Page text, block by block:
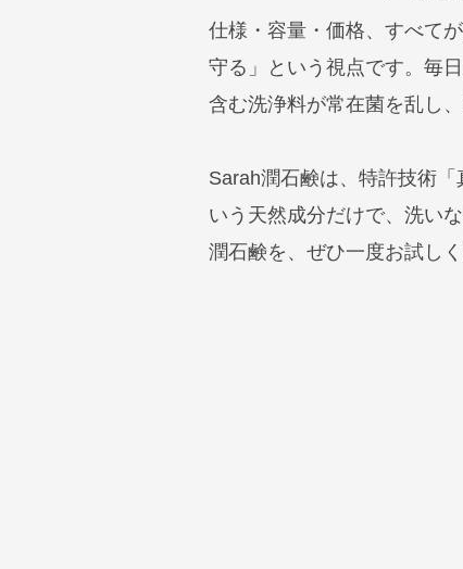
仕様・容量・価格、すべて
守る」という視点です。毎
含む洗浄料が常在菌を乱し
Sarah潤石鹸は、特許技術
いう天然成分だけで、洗い
潤石鹸を、ぜひ一度お試し